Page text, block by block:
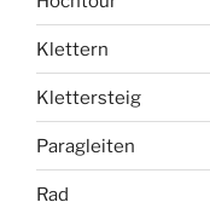
Klettern
Klettersteig
Paragleiten
Rad